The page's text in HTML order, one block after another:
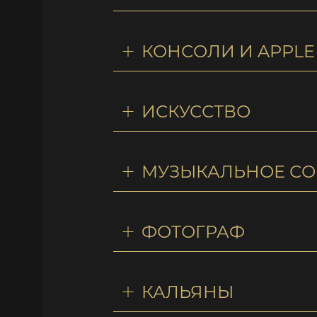
КОНСОЛИ И APPLE
ИСКУССТВО
МУЗЫКАЛЬНОЕ
ФОТОГРАФ
КАЛЬЯНЫ